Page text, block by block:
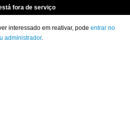
fora de serviço
interessado em reativar, pode entrar no
administrador.